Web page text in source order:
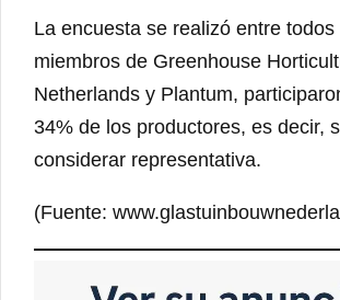
La encuesta se realizó entre todos
miembros de Greenhouse
Netherlands y Plantum,
34% de los productores, es decir,
considerar representativa.
(Fuente: